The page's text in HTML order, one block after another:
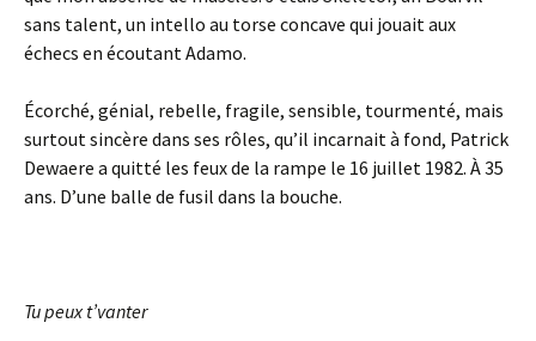
sans talent, un intello au torse concave qui jouait aux
échecs en écoutant Adamo.
Écorché, génial, rebelle, fragile, sensible, tourmenté, mais
surtout sincère dans ses rôles, qu’il incarnait à fond, Patrick
Dewaere a quitté les feux de la rampe le 16 juillet 1982. À 35
ans. D’une balle de fusil dans la bouche.
Tu peux t’vanter